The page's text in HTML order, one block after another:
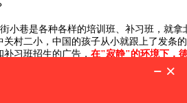
是各种各样的培训班、补习班，就拿
村二小，中国的孩子从小就跟上了发条
习班招生的广告， 在"寂静"的环境下，